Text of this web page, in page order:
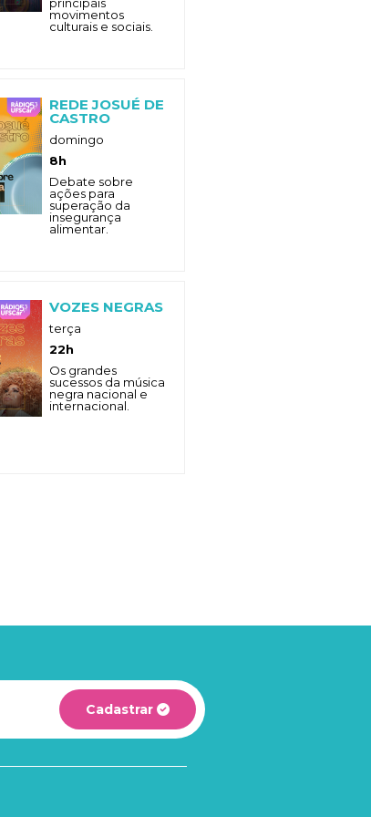
movimentos
culturais e sociais.
REDE JOSUÉ DE
CASTRO
domingo
8h
Debate sobre
ações para
superação da
insegurança
alimentar.
VOZES NEGRAS
terça
22h
Os grandes
sucessos da música
negra nacional e
internacional.
Cadastrar